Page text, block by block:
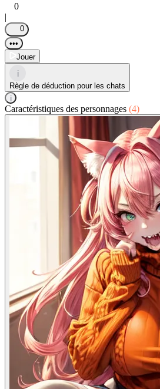
0
|
0
•••
Jouer
i
Règle de déduction pour les chats
i
Caractéristiques des personnages (4)